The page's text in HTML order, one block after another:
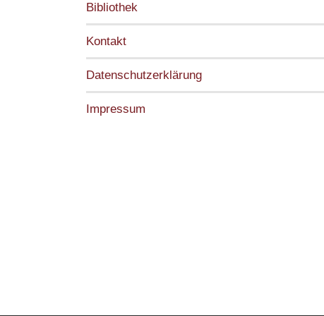
Bibliothek
Kontakt
Datenschutzerklärung
Impressum